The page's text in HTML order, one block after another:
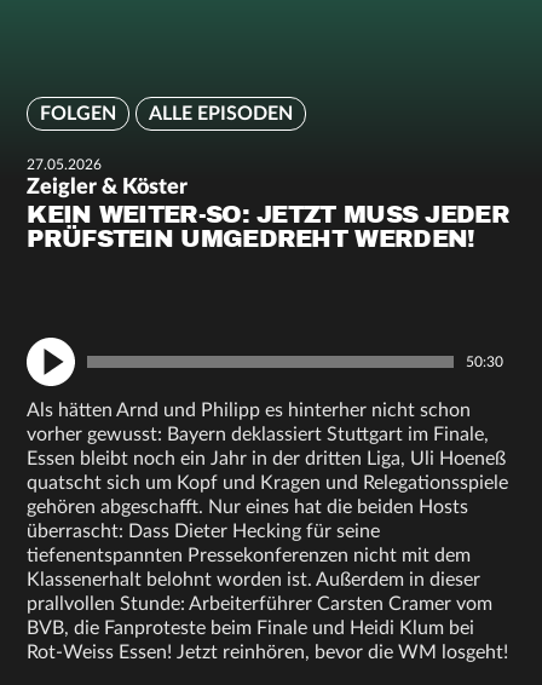
FOLGEN ALLE EPISODEN
27.05.2026
Zeigler & Köster
KEIN WEITER-SO: JETZT MUSS JEDER
PRÜFSTEIN UMGEDREHT WERDEN!
50:30
Als hätten Arnd und Philipp es hinterher nicht schon
vorher gewusst: Bayern deklassiert Stuttgart im Finale,
Essen bleibt noch ein Jahr in der dritten Liga, Uli Hoeneß
quatscht sich um Kopf und Kragen und Relegationsspiele
gehören abgeschafft. Nur eines hat die beiden Hosts
überrascht: Dass Dieter Hecking für seine
tiefenentspannten Pressekonferenzen nicht mit dem
Klassenerhalt belohnt worden ist. Außerdem in dieser
prallvollen Stunde: Arbeiterführer Carsten Cramer vom
BVB, die Fanproteste beim Finale und Heidi Klum bei
Rot-Weiss Essen! Jetzt reinhören, bevor die WM losgeht!